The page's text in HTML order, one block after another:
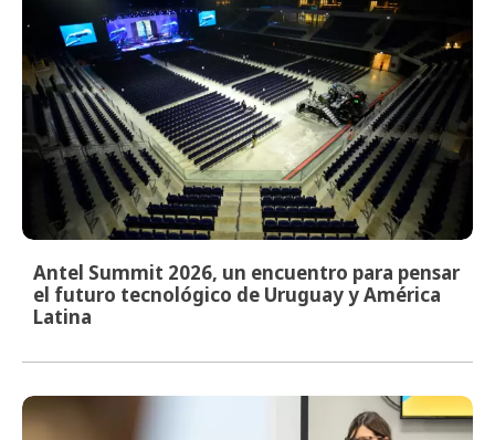
Antel Summit 2026, un encuentro para pensar
el futuro tecnológico de Uruguay y América
Latina